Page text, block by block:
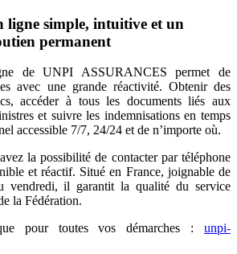
ligne simple, intuitive et un
permanent
de UNPI ASSURANCES permet de
avec une grande réactivité. Obtenir des
accéder à tous les documents liés aux
et suivre les indemnisations en temps
accessible 7/7, 24/24 et de n’importe où.
la possibilité de contacter par téléphone
et réactif. Situé en France, joignable de
il garantit la qualité du service
la Fédération.
pour toutes vos démarches : unpi-